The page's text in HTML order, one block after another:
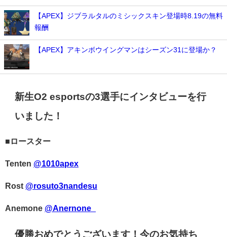
【APEX】ジブラルタルのミシックスキン登場時8.19の無料
報酬
【APEX】アキンボウイングマンはシーズン31に登場か？
新生O2 esportsの3選手にインタビューを行
いました！
■ロースター
Tenten @1010apex
Rost @rosuto3nandesu
Anemone @Anernone_
優勝おめでとうございます！今のお気持ち